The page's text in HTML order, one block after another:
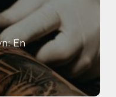
En